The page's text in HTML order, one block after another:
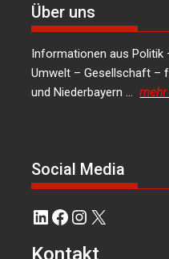
Über uns
Informationen aus
Umwelt – Gesellschaft –
und Niederbayern …mehr
Social Media
LinkedIn
Facebook
Instagram
X
Kontakt